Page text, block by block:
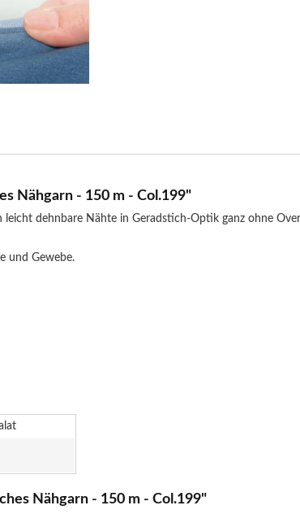
Nähgarn - 150 m - Col.199"
dehnbare Nähte in Geradstich-Optik ganz ohne
und Gewebe.
Nähgarn - 150 m - Col.199"